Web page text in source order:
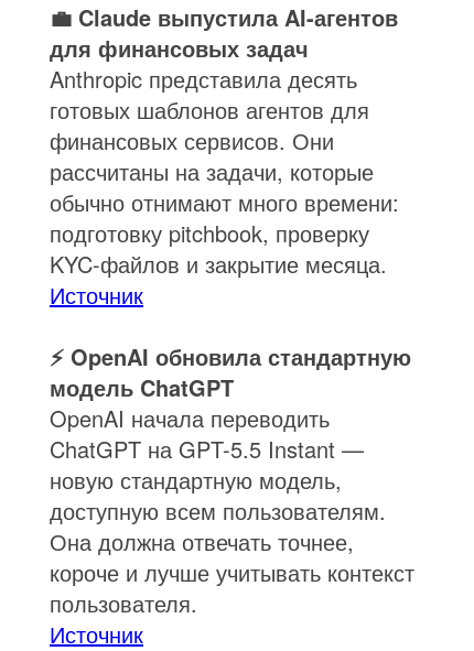
💼 Claude выпустила AI-агентов
для финансовых задач
Anthropic представила десять
готовых шаблонов агентов для
финансовых сервисов. Они
рассчитаны на задачи, которые
обычно отнимают много времени:
подготовку pitchbook, проверку
KYC-файлов и закрытие месяца.
Источник
⚡ OpenAI обновила стандартную
модель ChatGPT
OpenAI начала переводить
ChatGPT на GPT-5.5 Instant —
новую стандартную модель,
доступную всем пользователям.
Она должна отвечать точнее,
короче и лучше учитывать контекст
пользователя.
Источник